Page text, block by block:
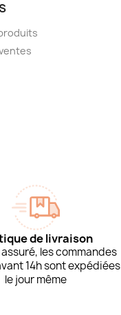
de livraison
les commandes
14h sont expédiées
le jour même